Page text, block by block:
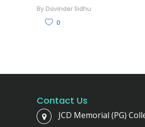
By Davinder Sidhu
0
Contact Us
JCD Memorial (PG)